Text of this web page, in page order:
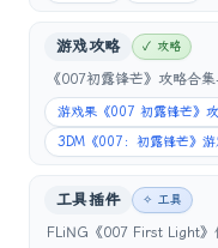
游戏攻略 ✓ 攻略
《007初露锋芒》攻略合集
游戏果《007 初露锋芒》
3DM《007：初露锋芒》游
工具插件 ✧ 工具
FLiNG《007 First Light》